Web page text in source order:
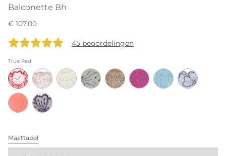
Balconette Bh
€ 107,00
45 beoordelingen
True Red
Maattabel